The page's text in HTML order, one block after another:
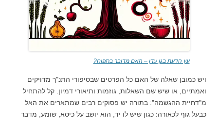
עץ הדעת בגן עדן – האם מדובר בתפוח?
ויש כמובן שאלה של האם כל הפרטים שבסיפורי התנ"ך מדויקים
ואמתיים, או שיש שם השאלות, גוזמות ותיאורי דמיון. קל להתחיל
מ"דחיית ההגשמה": בתורה יש פסוקים רבים שמתארים את האל
כבעל גוף לכאורה: כגון שיש לו יד, הוא יושב על כיסא, שומע, מדבר